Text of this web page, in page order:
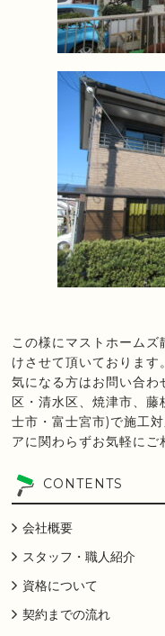
この様にマストホーム
けさせて頂いておりま
気になる方はお問い合
区・清水区、焼津市、
士市・富士宮市)で施工
アに関わらずお気軽にご
CONTENTS
会社概要
スタッフ・職人紹介
資格について
契約までの流れ